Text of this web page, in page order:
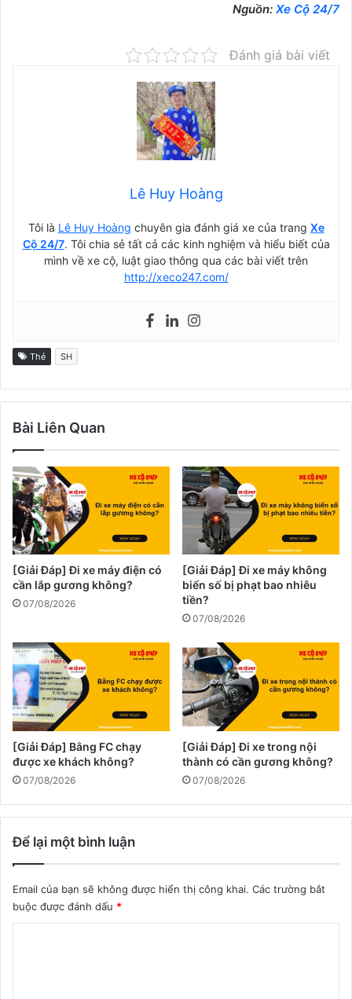
Nguồn: Xe Cộ 24/7
Đánh giá bài viết
Lê Huy Hoàng
Tôi là Lê Huy Hoàng chuyên gia đánh giá xe của trang Xe
Cộ 24/7. Tôi chia sẻ tất cả các kinh nghiệm và hiểu biết của
mình về xe cộ, luật giao thông qua các bài viết trên
http://xeco247.com/
Thẻ SH
Bài Liên Quan
[Giải Đáp] Đi xe máy điện có
cần lắp gương không?
07/08/2026
[Giải Đáp] Đi xe máy không
biển số bị phạt bao nhiêu
tiền?
07/08/2026
[Giải Đáp] Bằng FC chạy
được xe khách không?
07/08/2026
[Giải Đáp] Đi xe trong nội
thành có cần gương không?
07/08/2026
Để lại một bình luận
Email của bạn sẽ không được hiển thị công khai. Các trường bắt
buộc được đánh dấu *